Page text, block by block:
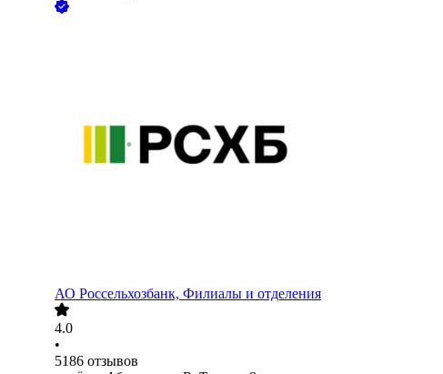
АО Россельхозбанк, Филиалы и отделения
4.0
•
5186 отзывов